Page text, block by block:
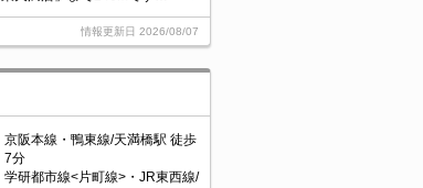
情報更新日 2026/08/07
京阪本線・鴨東線/天満橋駅 徒歩
7分
学研都市線<片町線>・JR東西線/